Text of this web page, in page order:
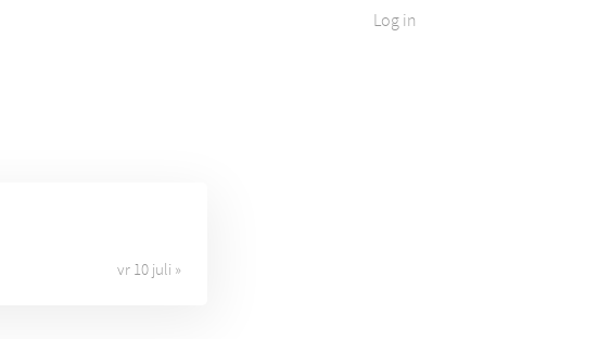
Log in
vr 10 juli »